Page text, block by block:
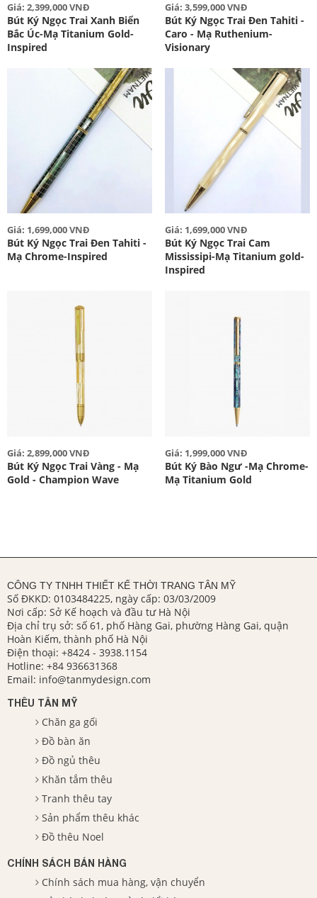
Giá: 2,399,000 VNĐ
Bút Ký Ngọc Trai Xanh Biển
Bắc Úc-Mạ Titanium Gold-
Inspired
Giá: 3,599,000 VNĐ
Bút Ký Ngọc Trai Đen Tahiti -
Caro - Mạ Ruthenium-
Visionary
Giá: 1,699,000 VNĐ
Bút Ký Ngọc Trai Đen Tahiti -
Mạ Chrome-Inspired
Giá: 1,699,000 VNĐ
Bút Ký Ngọc Trai Cam
Mississipi-Mạ Titanium gold-
Inspired
Giá: 2,899,000 VNĐ
Bút Ký Ngọc Trai Vàng - Mạ
Gold - Champion Wave
Giá: 1,999,000 VNĐ
Bút Ký Bào Ngư -Mạ Chrome-
Mạ Titanium Gold
CÔNG TY TNHH THIẾT KẾ THỜI TRANG TÂN MỸ
Số ĐKKD: 0103484225, ngày cấp: 03/03/2009
Nơi cấp: Sở Kế hoạch và đầu tư Hà Nội
Địa chỉ trụ sở: số 61, phố Hàng Gai, phường Hàng Gai, quận
Hoàn Kiếm, thành phố Hà Nội
Điện thoại: +8424 - 3938.1154
Hotline: +84 936631368
Email: info@tanmydesign.com
THÊU TÂN MỸ
Chăn ga gối
Đồ bàn ăn
Đồ ngủ thêu
Khăn tắm thêu
Tranh thêu tay
Sản phẩm thêu khác
Đồ thêu Noel
CHÍNH SÁCH BÁN HÀNG
Chính sách mua hàng, vận chuyển